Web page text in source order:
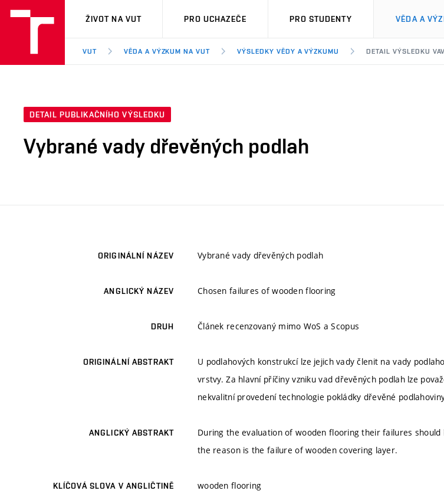
VUT
ŽIVOT NA VUT PRO UCHAZEČE PRO STUDENTY VĚDA A
VUT VĚDA A VÝZKUM NA VUT VÝSLEDKY VĚDY A VÝZKUMU DETAIL VÝSLEDKU VAV
DETAIL PUBLIKAČNÍHO VÝSLEDKU
Vybrané vady dřevěných podlah
ORIGINÁLNÍ NÁZEV Vybrané vady dřevěných podlah
ANGLICKÝ NÁZEV Chosen failures of wooden flooring
DRUH Článek recenzovaný mimo WoS a Scopus
ORIGINÁLNÍ ABSTRAKT
U podlahových konstrukcí lze jejich vady členit na vady
vrstvy. Za hlavní příčiny vzniku vad dřevěných podlah lze
nekvalitní provedení technologie pokládky dřevěné
ANGLICKÝ ABSTRAKT
During the evaluation of wooden flooring their failures
the reason is the failure of wooden covering layer.
KLÍČOVÁ SLOVA V ANGLIČTINĚ wooden flooring